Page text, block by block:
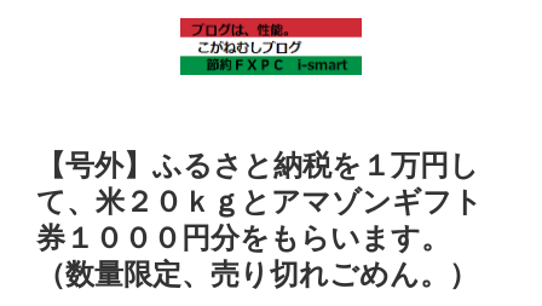
【号外】ふるさと納税を１万円し
て、米２０ｋｇとアマゾンギフト
券１０００円分をもらいます。
（数量限定、売り切れごめん。）